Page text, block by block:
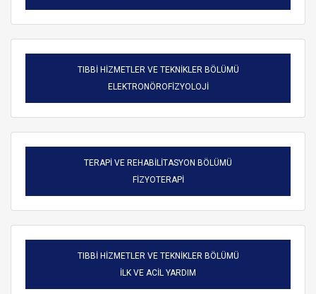
TIBBİ HİZMETLER VE TEKNİKLER BÖLÜMÜ
ELEKTRONÖROFİZYOLOJİ
TERAPİ VE REHABİLİTASYON BÖLÜMÜ
FİZYOTERAPİ
TIBBİ HİZMETLER VE TEKNİKLER BÖLÜMÜ
İLK VE ACİL YARDIM